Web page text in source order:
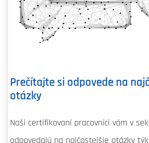
Prečítajte si odpovede na
otázky
Naši certifikovaní pracovníci vám v
odpovedajú na najčastejšie otázky